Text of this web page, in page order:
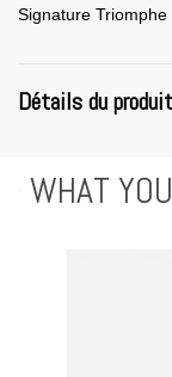
Signature
Détails du produit
WHAT